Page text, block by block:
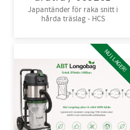
Japantänder för raka snitt i
hårda träslag - HCS
NU I LAGER!